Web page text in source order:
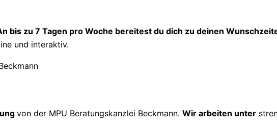
bis zu 7 Tagen pro Woche bereitest du dich zu deinen
und interaktiv.
von der MPU Beratungskanzlei Beckmann. Wir arbeiten unter